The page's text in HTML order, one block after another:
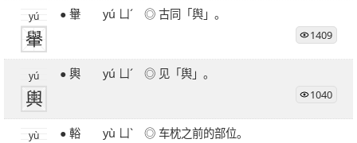
yú
轝
● 轝 yú ㄩˊ ◎ 古同「舆」。
1409
yú
輿
● 輿 yú ㄩˊ ◎ 见「舆」。
1040
yù ● 輍 yù ㄩˋ ◎ 车枕之前的部位。